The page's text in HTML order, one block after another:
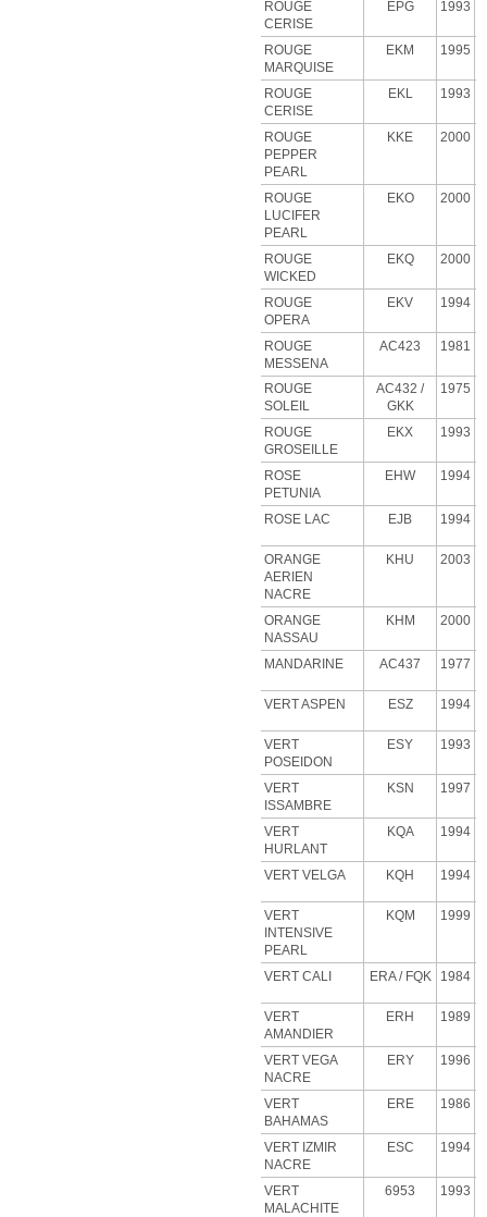
ROUGE
CERISE
EPG 1993
ROUGE
MARQUISE
EKM 1995
ROUGE
CERISE
EKL 1993
ROUGE
PEPPER
PEARL
KKE 2000
ROUGE
LUCIFER
PEARL
EKO 2000
ROUGE
WICKED
EKQ 2000
ROUGE
OPERA
EKV 1994
ROUGE
MESSENA
AC423 1981
ROUGE
SOLEIL
AC432 /
GKK
1975
ROUGE
GROSEILLE
EKX 1993
ROSE
PETUNIA
EHW 1994
ROSE LAC EJB 1994
ORANGE
AERIEN
NACRE
KHU 2003
ORANGE
NASSAU
KHM 2000
MANDARINE AC437 1977
VERT ASPEN ESZ 1994
VERT
POSEIDON
ESY 1993
VERT
ISSAMBRE
KSN 1997
VERT
HURLANT
KQA 1994
VERT VELGA KQH 1994
VERT
INTENSIVE
PEARL
KQM 1999
VERT CALI ERA/ FQK 1984
VERT
AMANDIER
ERH 1989
VERT VEGA
NACRE
ERY 1996
VERT
BAHAMAS
ERE 1986
VERT IZMIR
NACRE
ESC 1994
VERT
MALACHITE
6953 1993